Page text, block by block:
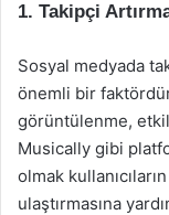
1. Takipçi
Sosyal medyada
önemli bir
görüntülenme,
Musically gibi
olmak
ulaştırmasına